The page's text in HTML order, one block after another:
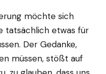
möchte sich
tatsächlich etwas für
Der Gedanke,
müssen, stößt auf